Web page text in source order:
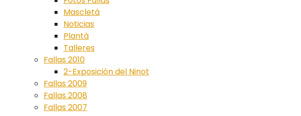
Mascletá
Noticias
Plantà
Talleres
Fallas 2010
2-Exposición del Ninot
Fallas 2009
Fallas 2008
Fallas 2007